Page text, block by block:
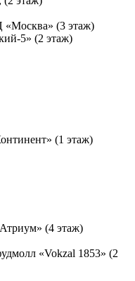
«Москва» (3 этаж)
5» (2 этаж)
(1 этаж)
(4 этаж)
«Vokzal 1853» (2